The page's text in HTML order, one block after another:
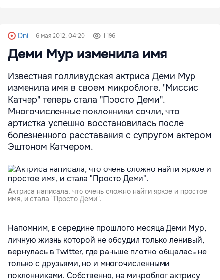
Dni 6 мая 2012, 04:20 1 196
Деми Мур изменила имя
Известная голливудская актриса Деми Мур
изменила имя в своем микроблоге. "Миссис
Катчер" теперь стала "Просто Деми".
Многочисленные поклонники сочли, что
артистка успешно восстановилась после
болезненного расставания с супругом актером
Эштоном Катчером.
Aктриса написала, что очень сложно найти яркое и простое
имя, и стала "Просто Деми".
Напомним, в середине прошлого месяца Деми Мур,
личную жизнь которой не обсудил только ленивый,
вернулась в Twitter, где раньше плотно общалась не
только с друзьями, но и многочисленными
поклонниками. Собственно, на микроблог актрису